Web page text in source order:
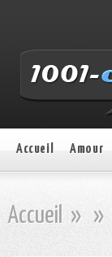
Accueil Amour
Accueil » »